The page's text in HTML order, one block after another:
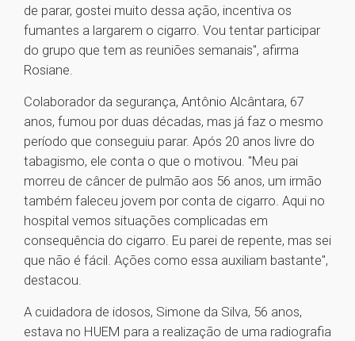
de parar, gostei muito dessa ação, incentiva os
fumantes a largarem o cigarro. Vou tentar participar
do grupo que tem as reuniões semanais", afirma
Rosiane.
Colaborador da segurança, Antônio Alcântara, 67
anos, fumou por duas décadas, mas já faz o mesmo
período que conseguiu parar. Após 20 anos livre do
tabagismo, ele conta o que o motivou. "Meu pai
morreu de câncer de pulmão aos 56 anos, um irmão
também faleceu jovem por conta de cigarro. Aqui no
hospital vemos situações complicadas em
consequência do cigarro. Eu parei de repente, mas sei
que não é fácil. Ações como essa auxiliam bastante",
destacou.
A cuidadora de idosos, Simone da Silva, 56 anos,
estava no HUEM para a realização de uma radiografia